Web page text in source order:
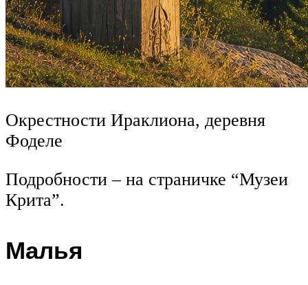
Окрестности Ираклиона, деревня
Фоделе
Подробности – на страничке “Музеи
Крита”.
Малья